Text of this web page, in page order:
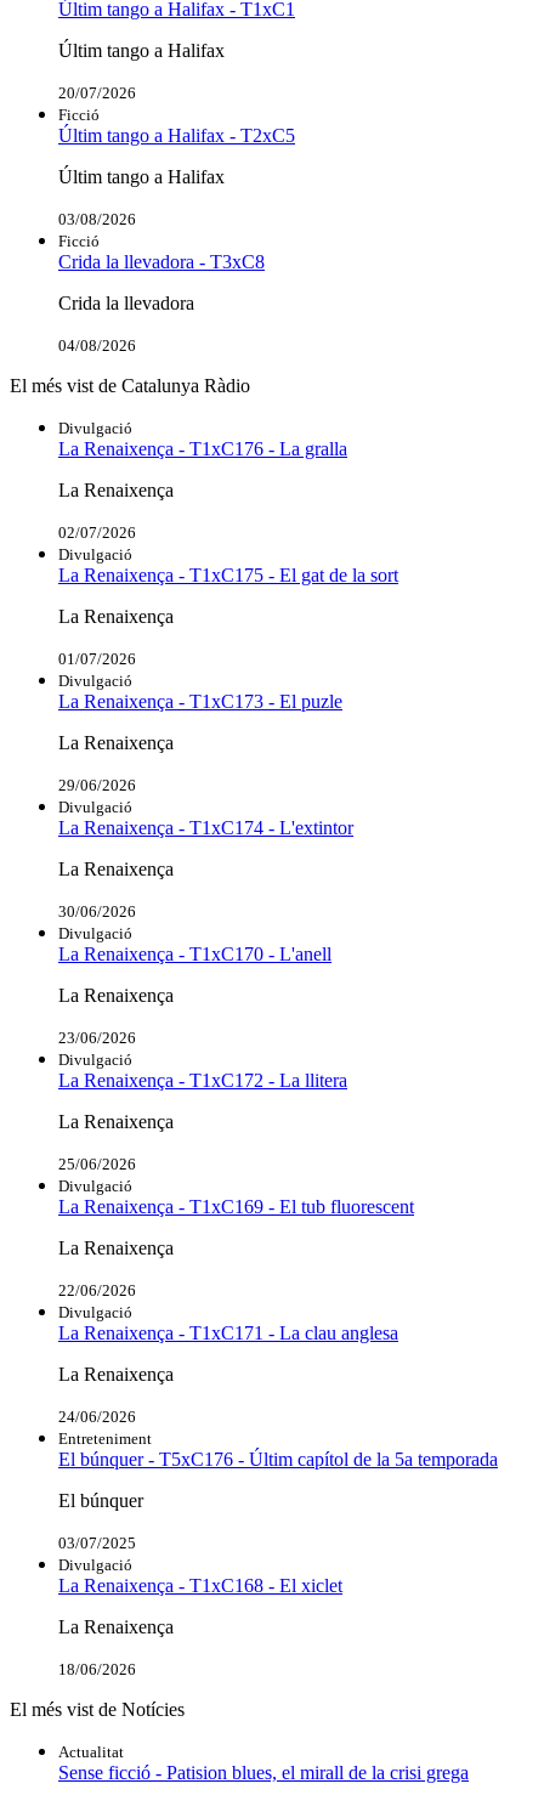
Últim tango a Halifax - T1xC1
Últim tango a Halifax
20/07/2026
Ficció
Últim tango a Halifax - T2xC5
Últim tango a Halifax
03/08/2026
Ficció
Crida la llevadora - T3xC8
Crida la llevadora
04/08/2026
El més vist de Catalunya Ràdio
Divulgació
La Renaixença - T1xC176 - La gralla
La Renaixença
02/07/2026
Divulgació
La Renaixença - T1xC175 - El gat de la sort
La Renaixença
01/07/2026
Divulgació
La Renaixença - T1xC173 - El puzle
La Renaixença
29/06/2026
Divulgació
La Renaixença - T1xC174 - L'extintor
La Renaixença
30/06/2026
Divulgació
La Renaixença - T1xC170 - L'anell
La Renaixença
23/06/2026
Divulgació
La Renaixença - T1xC172 - La llitera
La Renaixença
25/06/2026
Divulgació
La Renaixença - T1xC169 - El tub fluorescent
La Renaixença
22/06/2026
Divulgació
La Renaixença - T1xC171 - La clau anglesa
La Renaixença
24/06/2026
Entreteniment
El búnquer - T5xC176 - Últim capítol de la 5a temporada
El búnquer
03/07/2025
Divulgació
La Renaixença - T1xC168 - El xiclet
La Renaixença
18/06/2026
El més vist de Notícies
Actualitat
Sense ficció - Patision blues, el mirall de la crisi grega